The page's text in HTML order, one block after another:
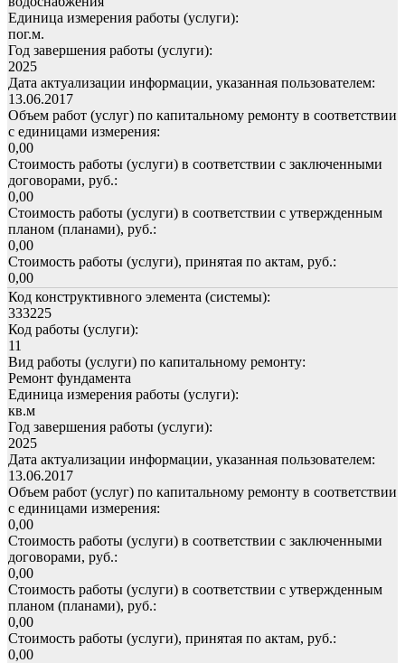
Единица измерения работы (услуги):
пог.м.
Год завершения работы (услуги):
2025
Дата актуализации информации, указанная пользователем:
13.06.2017
Объем работ (услуг) по капитальному ремонту в соответствии
с единицами измерения:
0,00
Стоимость работы (услуги) в соответствии с заключенными
договорами, руб.:
0,00
Стоимость работы (услуги) в соответствии с утвержденным
планом (планами), руб.:
0,00
Стоимость работы (услуги), принятая по актам, руб.:
0,00
Код конструктивного элемента (системы):
333225
Код работы (услуги):
11
Вид работы (услуги) по капитальному ремонту:
Ремонт фундамента
Единица измерения работы (услуги):
кв.м
Год завершения работы (услуги):
2025
Дата актуализации информации, указанная пользователем:
13.06.2017
Объем работ (услуг) по капитальному ремонту в соответствии
с единицами измерения:
0,00
Стоимость работы (услуги) в соответствии с заключенными
договорами, руб.:
0,00
Стоимость работы (услуги) в соответствии с утвержденным
планом (планами), руб.:
0,00
Стоимость работы (услуги), принятая по актам, руб.:
0,00